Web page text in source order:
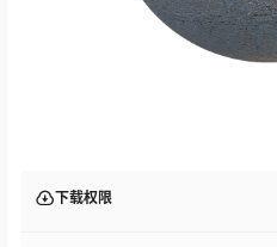
下载权限